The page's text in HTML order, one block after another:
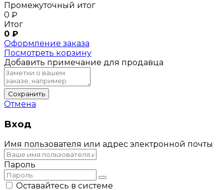
Промежуточный итог
0 ₽
Итог
0 ₽
Оформление заказа
Посмотреть корзину
Добавить примечание для продавца
Сохранить
Отмена
Вход
Имя пользователя или адрес электронной почты
Пароль
Оставайтесь в системе